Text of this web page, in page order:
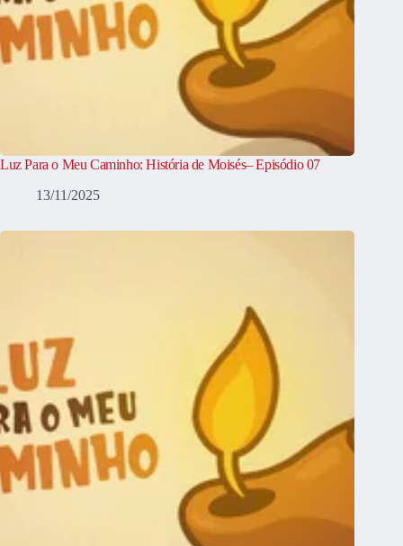
Luz Para o Meu Caminho: História de Moisés– Episódio 07
13/11/2025